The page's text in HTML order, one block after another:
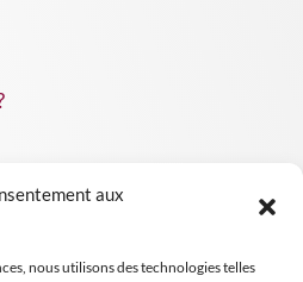
aux
nous utilisons des technologies telles